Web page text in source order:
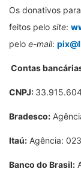
Os donativos
feitos pelo site:
pelo e-mail:
Contas
CNPJ:
Bradesco:
Itaú: Agência:
Banco do Brasil: